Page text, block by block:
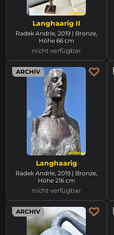
Langhaarig II
Radek Andrle, 2019 | Bronze,
Höhe 66 cm
nicht verfügbar
ARCHIV
Langhaarig
Radek Andrle, 2019 | Bronze,
Höhe 216 cm
nicht verfügbar
ARCHIV